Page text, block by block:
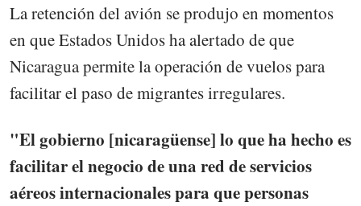
La retención del avión se produjo en momentos
en que Estados Unidos ha alertado de que
Nicaragua permite la operación de vuelos para
facilitar el paso de migrantes irregulares.
"El gobierno [nicaragüense] lo que ha hecho es
facilitar el negocio de una red de servicios
aéreos internacionales para que personas